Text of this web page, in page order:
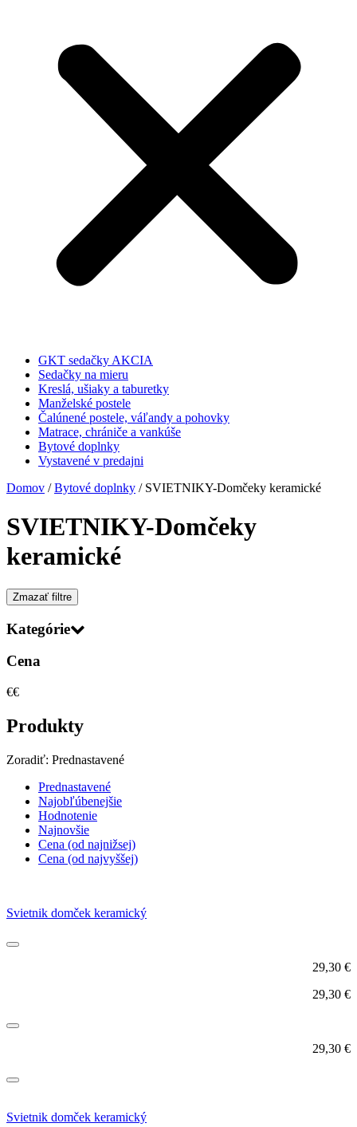
GKT sedačky AKCIA
Sedačky na mieru
Kreslá, ušiaky a taburetky
Manželské postele
Čalúnené postele, váľandy a pohovky
Matrace, chrániče a vankúše
Bytové doplnky
Vystavené v predajni
Domov /Bytové doplnky / SVIETNIKY-Domčeky keramické
SVIETNIKY-Domčeky
keramické
Zmazať filtre
Kategórie
Cena
€€
Produkty
Zoradiť: Prednastavené
Prednastavené
Najobľúbenejšie
Hodnotenie
Najnovšie
Cena (od najnižsej)
Cena (od najvyššej)
Svietnik domček keramický
29,30 €
29,30 €
29,30 €
Svietnik domček keramický